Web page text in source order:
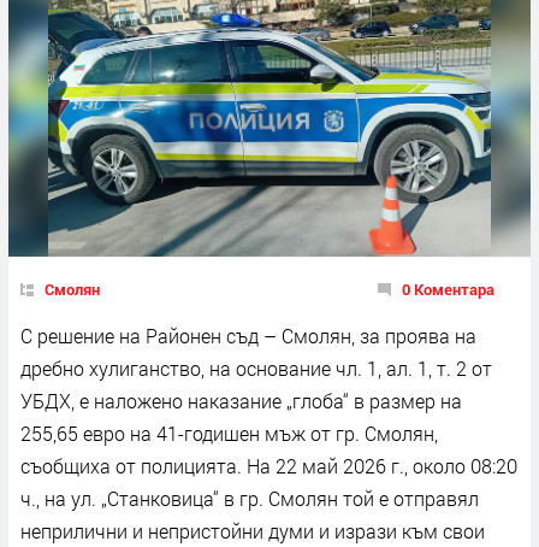
Смолян 0 Коментара
С решение на Районен съд – Смолян, за проява на
дребно хулиганство, на основание чл. 1, ал. 1, т. 2 от
УБДХ, е наложено наказание „глоба“ в размер на
255,65 евро на 41-годишен мъж от гр. Смолян,
съобщиха от полицията. На 22 май 2026 г., около 08:20
ч., на ул. „Станковица“ в гр. Смолян той е отправял
неприлични и непристойни думи и изрази към свои